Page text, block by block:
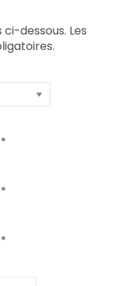
dessous. Les
*
*
*